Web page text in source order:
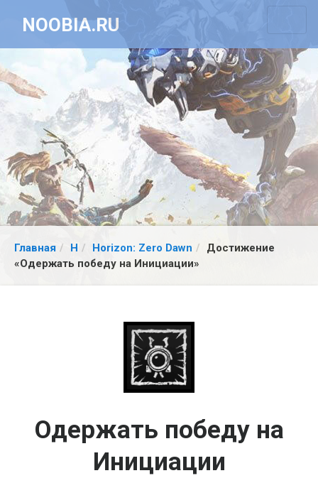
NOOBIA.RU
Главная H Horizon: Zero Dawn
Достижение
«Одержать победу на Инициации»
Одержать победу на
Инициации